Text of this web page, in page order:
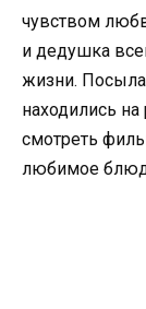
чувством
и дедушка
жизни.
находились
смотреть
любимое